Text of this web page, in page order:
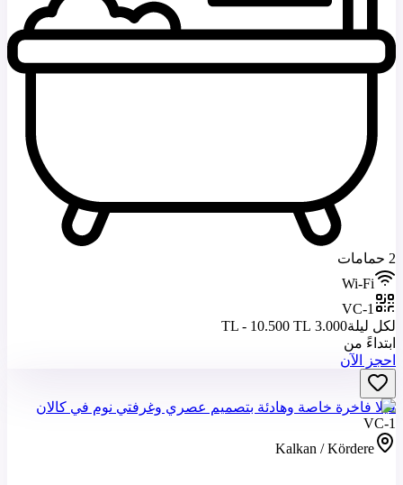
2 حمامات
Wi-Fi
VC-1
لكل ليلة3.000 TL - 10.500 TL
ابتداءً من
احجز الآن
فيلا فاخرة خاصة وهادئة بتصميم عصري وغرفتي نوم في كالان
VC-1
Kalkan / Kördere